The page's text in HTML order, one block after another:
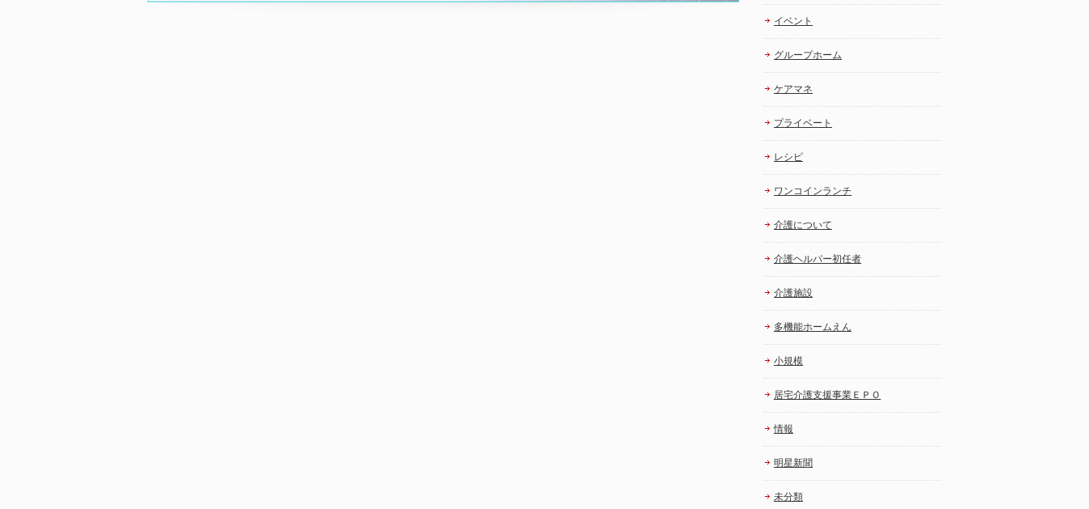
イベント
グループホーム
ケアマネ
プライベート
レシピ
ワンコインランチ
介護について
介護ヘルパー初任者
介護施設
多機能ホームえん
小規模
居宅介護支援事業ＥＰＯ
情報
明星新聞
未分類